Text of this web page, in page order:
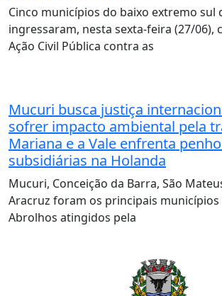
Cinco municípios do baixo extremo sul
ingressaram, nesta sexta-feira (27/06),
Ação Civil Pública contra as
Mucuri busca justiça
sofrer impacto ambiental pela
Mariana e a Vale enfrenta
subsidiárias na Holanda
Mucuri, Conceição da Barra, São
Aracruz foram os principais municípios
Abrolhos atingidos pela